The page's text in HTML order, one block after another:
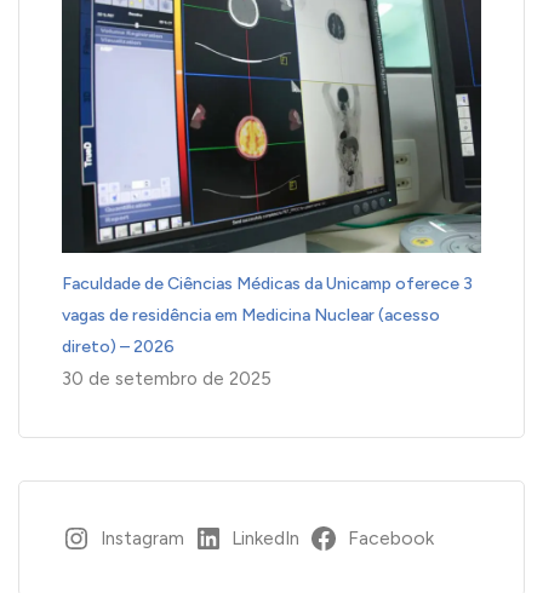
Faculdade de Ciências Médicas da Unicamp oferece 3
vagas de residência em Medicina Nuclear (acesso
direto) – 2026
30 de setembro de 2025
Instagram LinkedIn Facebook